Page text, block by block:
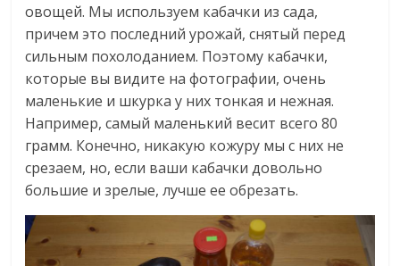
овощей. Мы используем кабачки из сада,
причем это последний урожай, снятый перед
сильным похолоданием. Поэтому кабачки,
которые вы видите на фотографии, очень
маленькие и шкурка у них тонкая и нежная.
Например, самый маленький весит всего 80
грамм. Конечно, никакую кожуру мы с них не
срезаем, но, если ваши кабачки довольно
большие и зрелые, лучше ее обрезать.